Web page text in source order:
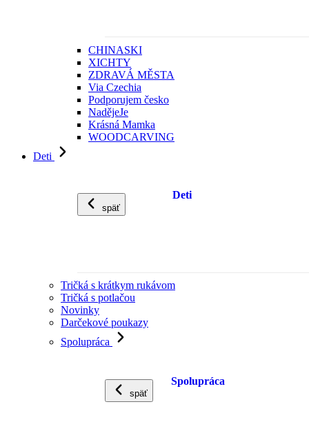
CHINASKI
XICHTY
ZDRAVÁ MĚSTA
Via Czechia
Podporujem česko
NadějeJe
Krásná Mamka
WOODCARVING
Deti
späť
Deti
Tričká s krátkym rukávom
Tričká s potlačou
Novinky
Darčekové poukazy
Spolupráca
späť
Spolupráca